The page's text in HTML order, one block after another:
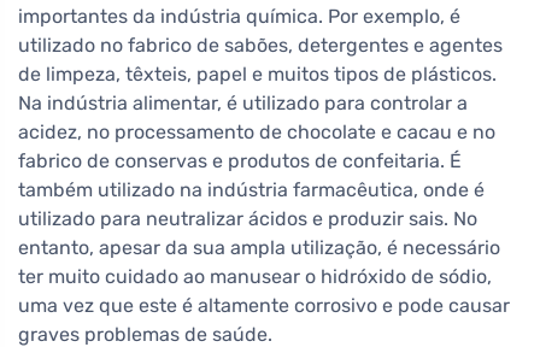
importantes da indústria química. Por exemplo, é
utilizado no fabrico de sabões, detergentes e agentes
de limpeza, têxteis, papel e muitos tipos de plásticos.
Na indústria alimentar, é utilizado para controlar a
acidez, no processamento de chocolate e cacau e no
fabrico de conservas e produtos de confeitaria. É
também utilizado na indústria farmacêutica, onde é
utilizado para neutralizar ácidos e produzir sais. No
entanto, apesar da sua ampla utilização, é necessário
ter muito cuidado ao manusear o hidróxido de sódio,
uma vez que este é altamente corrosivo e pode causar
graves problemas de saúde.